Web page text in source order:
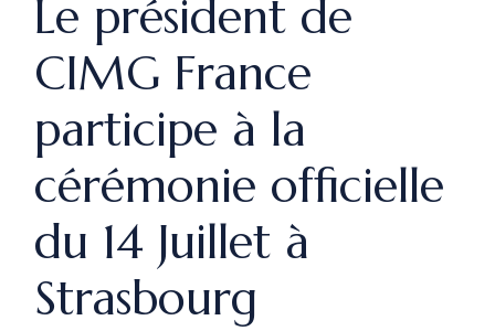
Le président de
CIMG France
participe à la
cérémonie officielle
du 14 Juillet à
Strasbourg